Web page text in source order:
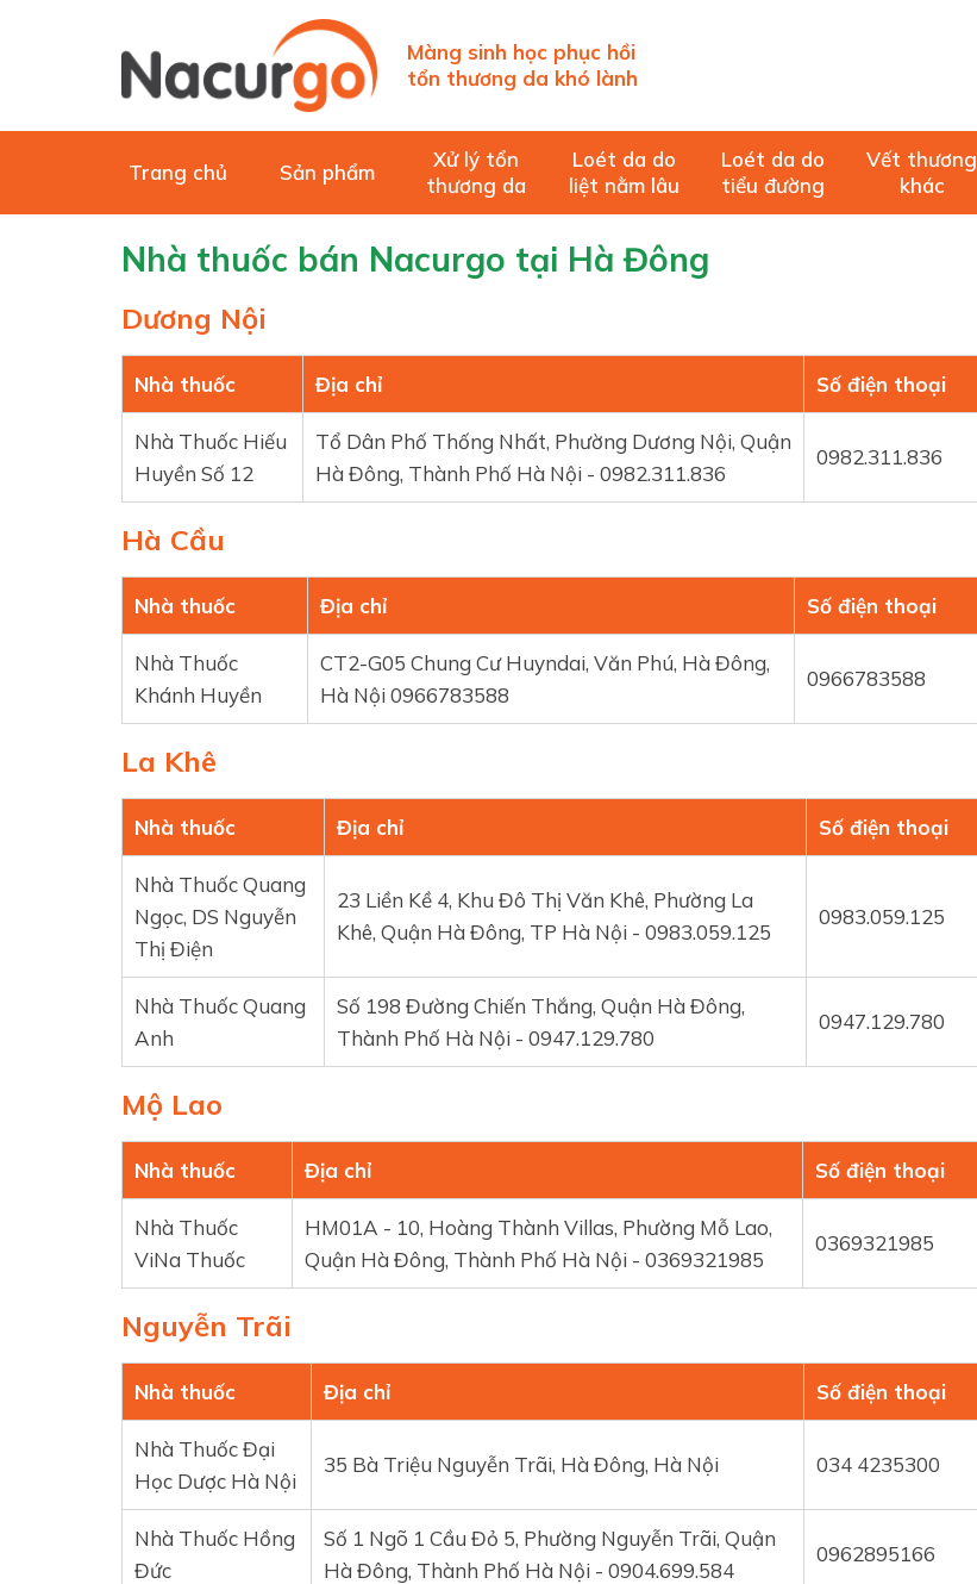
Màng sinh học phục hồi
tổn thương da khó lành
Trang chủ Sản phẩm
Xử lý tổn
thương da
Loét da do
liệt nằm lâu
Loét da do
tiểu đường
Vết thương
khác
Nhà thuốc bán Nacurgo tại Hà Đông
Dương Nội
Nhà thuốc Địa chỉ Số điện thoại
Nhà Thuốc Hiếu
Huyền Số 12
Tổ Dân Phố Thống Nhất, Phường Dương Nội, Quận
Hà Đông, Thành Phố Hà Nội - 0982.311.836
0982.311.836
Hà Cầu
Nhà thuốc Địa chỉ Số điện thoại
Nhà Thuốc
Khánh Huyền
CT2-G05 Chung Cư Huyndai, Văn Phú, Hà Đông,
Hà Nội 0966783588
0966783588
La Khê
Nhà thuốc Địa chỉ Số điện thoại
Nhà Thuốc Quang
Ngọc, DS Nguyễn
Thị Điện
23 Liền Kề 4, Khu Đô Thị Văn Khê, Phường La
Khê, Quận Hà Đông, TP Hà Nội - 0983.059.125
0983.059.125
Nhà Thuốc Quang
Anh
Số 198 Đường Chiến Thắng, Quận Hà Đông,
Thành Phố Hà Nội - 0947.129.780
0947.129.780
Mộ Lao
Nhà thuốc Địa chỉ Số điện thoại
Nhà Thuốc
ViNa Thuốc
HM01A - 10, Hoàng Thành Villas, Phường Mỗ Lao,
Quận Hà Đông, Thành Phố Hà Nội - 0369321985
0369321985
Nguyễn Trãi
Nhà thuốc Địa chỉ Số điện thoại
Nhà Thuốc Đại
Học Dược Hà Nội
35 Bà Triệu Nguyễn Trãi, Hà Đông, Hà Nội 034 4235300
Nhà Thuốc Hồng
Đức
Số 1 Ngõ 1 Cầu Đỏ 5, Phường Nguyễn Trãi, Quận
Hà Đông, Thành Phố Hà Nội - 0904.699.584
0962895166